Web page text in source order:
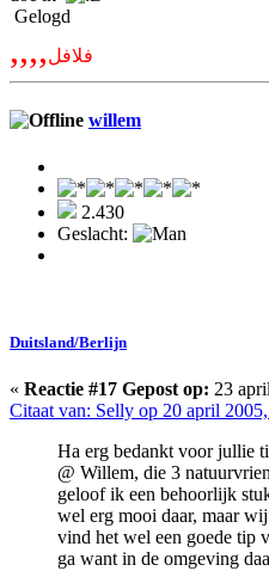
Gelogd
,,,,فلافل
willem
2.430
Geslacht:
Duitsland/Berlijn
« Reactie #17 Gepost op: 23
Citaat van: Selly op 20 april
Ha erg bedankt voor jullie
@ Willem, die 3
geloof ik een behoorlijk
wel erg mooi daar, maar
vind het wel een goede tip
ga want in de omgeving